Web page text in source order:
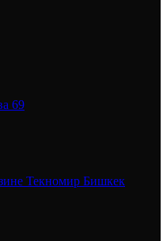
69
Текномир Бишкек